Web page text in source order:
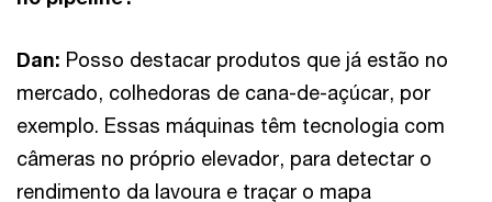
Dan: Posso destacar produtos que já estão no
mercado, colhedoras de cana-de-açúcar, por
exemplo. Essas máquinas têm tecnologia com
câmeras no próprio elevador, para detectar o
rendimento da lavoura e traçar o mapa